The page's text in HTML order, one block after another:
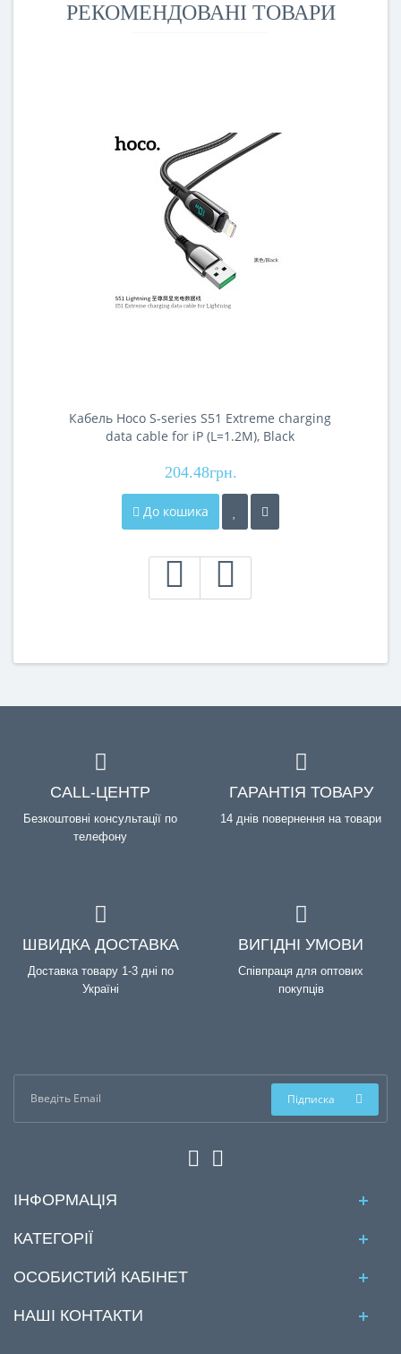
РЕКОМЕНДОВАНІ ТОВАРИ
Кабель Hoco S-series S51 Extreme charging
data cable for iP (L=1.2M), Black
204.48грн.
До кошика
CALL-ЦЕНТР
Безкоштовні консультації по
телефону
ГАРАНТІЯ ТОВАРУ
14 днів повернення на товари
ШВИДКА ДОСТАВКА
Доставка товару 1-3 дні по
Україні
ВИГІДНІ УМОВИ
Співпраця для оптових
покупців
Підписка
ІНФОРМАЦІЯ
КАТЕГОРІЇ
ОСОБИСТИЙ КАБІНЕТ
НАШІ КОНТАКТИ